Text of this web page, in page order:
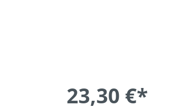
23,30 €*